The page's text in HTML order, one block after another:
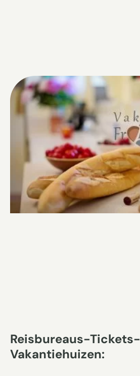
Reisbureaus-Tickets-
Vakantiehuizen: